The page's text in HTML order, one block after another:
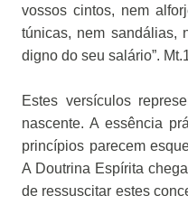
vossos cintos, nem
túnicas, nem sandálias,
digno do seu salário”.
Estes versículos
nascente. A essência
princípios parecem
A Doutrina Espírita
de ressuscitar estes